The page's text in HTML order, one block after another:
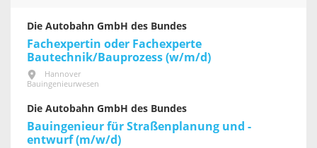
Die Autobahn GmbH des Bundes
Fachexpertin oder Fachexperte
Bautechnik/Bauprozess (w/m/d)
Hannover
Bauingenieurwesen
Die Autobahn GmbH des Bundes
Bauingenieur für Straßenplanung und -
entwurf (m/w/d)